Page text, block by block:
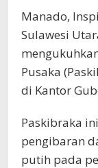
Manado,
Sulawesi
Pusaka
di Kantor
Paskibraka
pengibaran
putih pada